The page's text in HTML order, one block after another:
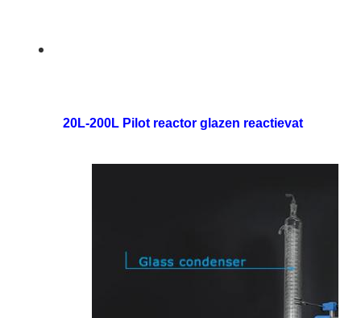
20L-200L Pilot reactor glazen reactievat